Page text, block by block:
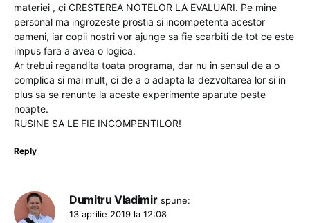
materiei , ci CRESTEREA NOTELOR LA EVALUARI. Pe mine
personal ma ingrozeste prostia si incompetenta acestor
oameni, iar copii nostri vor ajunge sa fie scarbiti de tot ce este
impus fara a avea o logica.
Ar trebui regandita toata programa, dar nu in sensul de a o
complica si mai mult, ci de a o adapta la dezvoltarea lor si in
plus sa se renunte la aceste experimente aparute peste
noapte.
RUSINE SA LE FIE INCOMPENTILOR!
Reply
Dumitru Vladimir spune:
13 aprilie 2019 la 12:08